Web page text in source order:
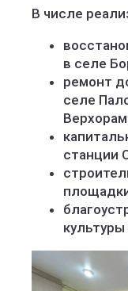
В числе
в селе
ремонт
селе
станции